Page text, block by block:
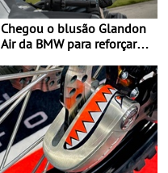
Chegou o blusão Glandon
Air da BMW para reforçar
verão